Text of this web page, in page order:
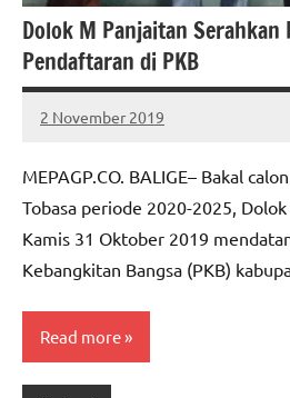
Dolok M Panjaitan
Pendaftaran di PKB
2 November 2019
MEPAGO
No
MEPAGP.CO. BALIGE– Bakal
Tobasa periode 2020-2025,
Kamis 31 Oktober 2019
Kebangkitan Bangsa (PKB)
Read more